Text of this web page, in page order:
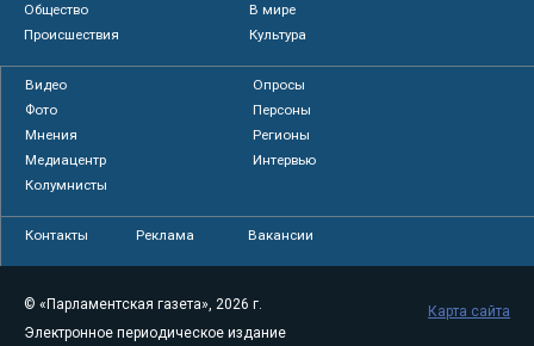
Общество
В мире
Происшествия
Культура
Видео
Опросы
Фото
Персоны
Мнения
Регионы
Медиацентр
Интервью
Колумнисты
Контакты Реклама Вакансии
© «Парламентская газета», 2026 г.
Электронное периодическое издание
Карта сайта